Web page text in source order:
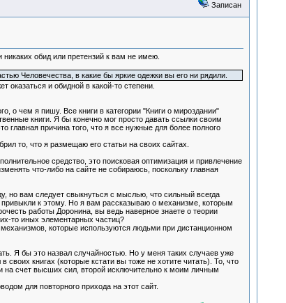
Записан
обид или претензий к вам не имею.
Человечества, в какие бы яркие одежки вы его ни рядили.
оказаться и обидной в какой-то степени.
о чем я пишу. Все книги в категории "Книги о мироздании"
книги. Я бы конечно мог просто давать ссылки своим
главная причина того, что я все нужные для более полного
то, что я размещаю его статьи на своих сайтах.
средство, это поисковая оптимизация и привлечение
что-либо на сайте не собираюсь, поскольку главная
но вам следует свыкнуться с мыслью, что сильный всегда
к этому. Но я вам рассказываю о механизме, которым
работы Доронина, вы ведь наверное знаете о теории
то иных элементарных частиц?
которые используются людьми при дистанционном
Я бы это назвал случайностью. Но у меня таких случаев уже
книгах (которые кстати вы тоже не хотите читать). То, что
на счет высших сил, второй исключительно к моим личным
для повторного прихода на этот сайт.